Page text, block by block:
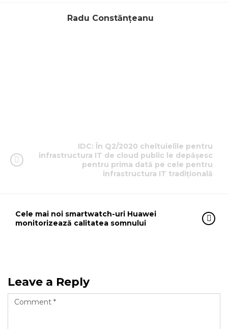
Radu Constănțeanu
IDC: În Q2/2020 cheltuielile pentru
infrastructura IT de cloud public le depășesc
pentru prima dată pe cele pentru
infrastructura IT tradițională
Cele mai noi smartwatch-uri Huawei
monitorizează calitatea somnului
Leave a Reply